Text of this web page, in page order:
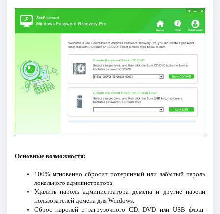
Основные возможности:
100% мгновенно сбросит потерянный или забытый пароль
локального администратора.
Удалить пароль администратора домена и другие пароли
пользователей домена для Windows.
Сброс паролей с загрузочного CD, DVD или USB флэш-